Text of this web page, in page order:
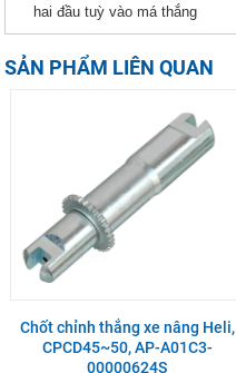
hai đầu tuỳ vào má thắng
SẢN PHẨM LIÊN QUAN
Chốt chỉnh thắng xe nâng Heli,
CPCD45~50, AP-A01C3-
00000624S